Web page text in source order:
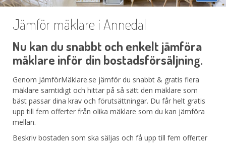
Jämför mäklare i Annedal
Nu kan du snabbt och enkelt jämföra
mäklare inför din bostadsförsäljning.
Genom JämförMäklare.se jämför du snabbt & gratis flera
mäklare samtidigt och hittar på så sätt den mäklare som
bäst passar dina krav och förutsättningar. Du får helt gratis
upp till fem offerter från olika mäklare som du kan jämföra
mellan.
Beskriv bostaden som ska säljas och få upp till fem offerter